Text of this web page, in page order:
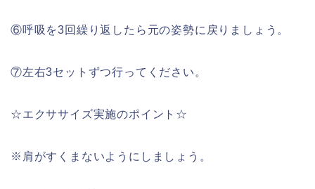
⑥呼吸を3回繰り返したら元の姿勢に戻りましょう。
⑦左右3セットずつ行ってください。
☆エクササイズ実施のポイント☆
※肩がすくまないようにしましょう。